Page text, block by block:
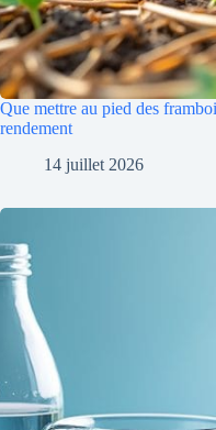
Que mettre au pied des
rendement
14 juillet 2026